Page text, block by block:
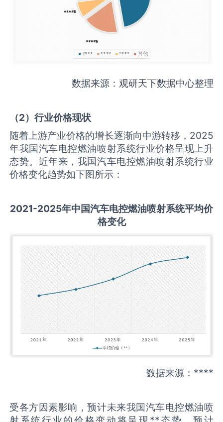
数据来源：观研天下数据中心整理
（2）行业价格现状
随着上游产业价格的增长逐渐向中游转移，2025
年我国汽车电控燃油喷射系统行业价格呈现上升
态势。近年来，我国汽车电控燃油喷射系统行业
价格变化趋势如下图所示：
2021-2025年中国汽车电控燃油喷射系统平均价
格变化
数据来源：****
受各方因素影响，预计未来我国汽车电控燃油喷